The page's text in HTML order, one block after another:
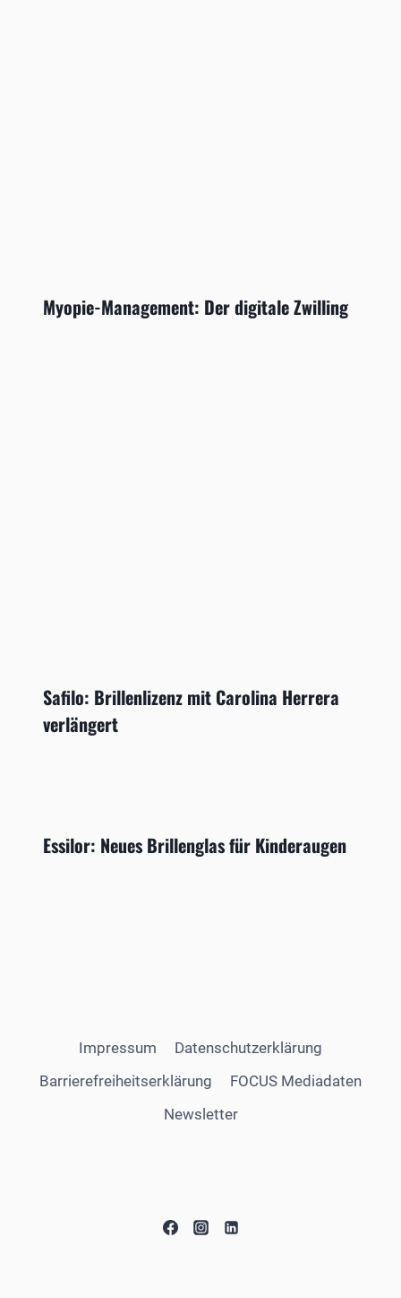
Myopie-Management: Der digitale Zwilling
Safilo: Brillenlizenz mit Carolina Herrera
verlängert
Essilor: Neues Brillenglas für Kinderaugen
Impressum
Datenschutzerklärung
Barrierefreiheitserklärung
FOCUS Mediadaten
Newsletter